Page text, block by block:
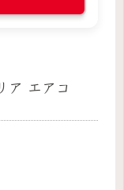
ア エアコ